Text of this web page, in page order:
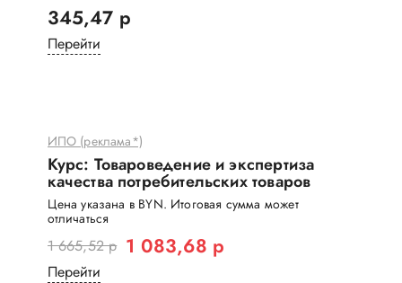
345,47 р
Перейти
ИПО (реклама*)
Курс: Товароведение и экспертиза
качества потребительских товаров
Цена указана в BYN. Итоговая сумма может
отличаться
1 665,52 р 1 083,68 р
Перейти